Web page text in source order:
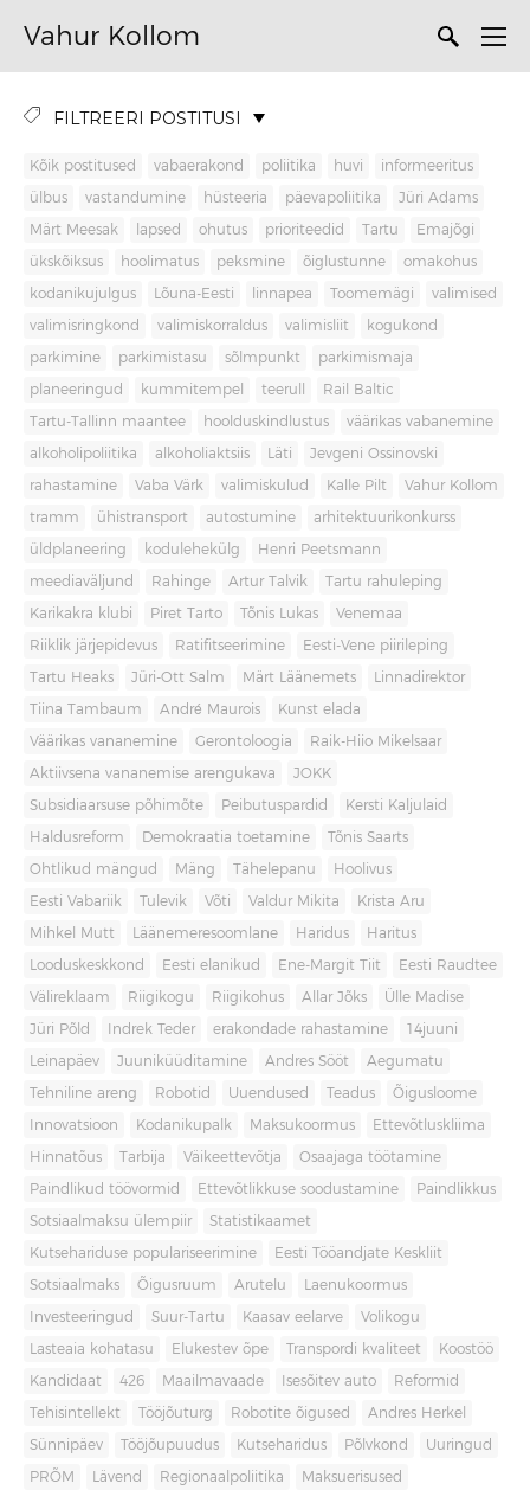
Vahur Kollom
FILTREERI POSTITUSI
Kõik postitused vabaerakond poliitika huvi informeeritus
ülbus vastandumine hüsteeria päevapoliitika Jüri Adams
Märt Meesak lapsed ohutus prioriteedid Tartu Emajõgi
ükskõiksus hoolimatus peksmine õiglustunne omakohus
kodanikujulgus Lõuna-Eesti linnapea Toomemägi valimised
valimisringkond valimiskorraldus valimisliit kogukond
parkimine parkimistasu sõlmpunkt parkimismaja
planeeringud kummitempel teerull Rail Baltic
Tartu-Tallinn maantee hoolduskindlustus väärikas vabanemine
alkoholipoliitika alkoholiaktsiis Läti Jevgeni Ossinovski
rahastamine Vaba Värk valimiskulud Kalle Pilt Vahur Kollom
tramm ühistransport autostumine arhitektuurikonkurss
üldplaneering kodulehekülg Henri Peetsmann
meediaväljund Rahinge Artur Talvik Tartu rahuleping
Karikakra klubi Piret Tarto Tõnis Lukas Venemaa
Riiklik järjepidevus Ratifitseerimine Eesti-Vene piirileping
Tartu Heaks Jüri-Ott Salm Märt Läänemets Linnadirektor
Tiina Tambaum André Maurois Kunst elada
Väärikas vananemine Gerontoloogia Raik-Hiio Mikelsaar
Aktiivsena vananemise arengukava JOKK
Subsidiaarsuse põhimõte Peibutuspardid Kersti Kaljulaid
Haldusreform Demokraatia toetamine Tõnis Saarts
Ohtlikud mängud Mäng Tähelepanu Hoolivus
Eesti Vabariik Tulevik Võti Valdur Mikita Krista Aru
Mihkel Mutt Läänemeresoomlane Haridus Haritus
Looduskeskkond Eesti elanikud Ene-Margit Tiit Eesti Raudtee
Välireklaam Riigikogu Riigikohus Allar Jõks Ülle Madise
Jüri Põld Indrek Teder erakondade rahastamine 14juuni
Leinapäev Juuniküüditamine Andres Sööt Aegumatu
Tehniline areng Robotid Uuendused Teadus Õigusloome
Innovatsioon Kodanikupalk Maksukoormus Ettevõtluskliima
Hinnatõus Tarbija Väikeettevõtja Osaajaga töötamine
Paindlikud töövormid Ettevõtlikkuse soodustamine Paindlikkus
Sotsiaalmaksu ülempiir Statistikaamet
Kutsehariduse populariseerimine Eesti Tööandjate Keskliit
Sotsiaalmaks Õigusruum Arutelu Laenukoormus
Investeeringud Suur-Tartu Kaasav eelarve Volikogu
Lasteaia kohatasu Elukestev õpe Transpordi kvaliteet Koostöö
Kandidaat 426 Maailmavaade Isesõitev auto Reformid
Tehisintellekt Tööjõuturg Robotite õigused Andres Herkel
Sünnipäev Tööjõupuudus Kutseharidus Põlvkond Uuringud
PRÕM Lävend Regionaalpoliitika Maksuerisused